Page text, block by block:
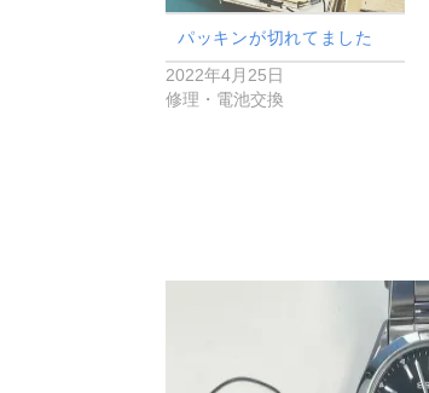
パッキンが切れてました
2022年4月25日
修理・電池交換